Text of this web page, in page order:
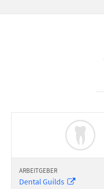
ARBEITGEBER
Dental Guilds